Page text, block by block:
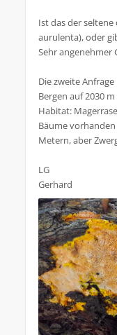
Ist das der
aurulenta), oder
Sehr angenehmer
Die zweite
Bergen auf 2030
Habitat:
Bäume
Metern, aber
LG
Gerhard